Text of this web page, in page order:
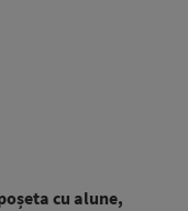
cu alune,